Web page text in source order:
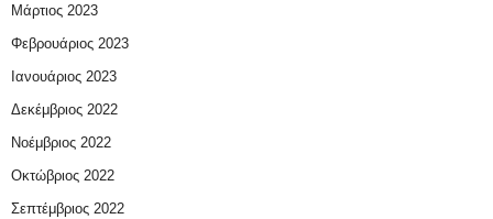
Μάρτιος 2023
Φεβρουάριος 2023
Ιανουάριος 2023
Δεκέμβριος 2022
Νοέμβριος 2022
Οκτώβριος 2022
Σεπτέμβριος 2022